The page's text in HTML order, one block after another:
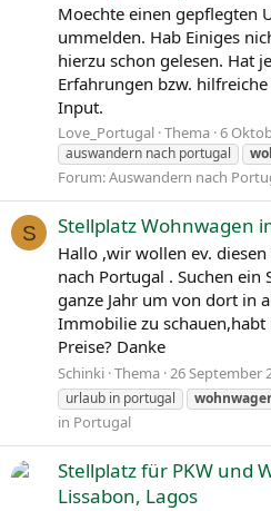
Moechte einen gepflegten
ummelden. Hab Einiges
hierzu schon gelesen. Hat
Erfahrungen bzw.
Input.
Love_Portugal Thema 6
auswandern nach portugal
Forum:Auswandern nach
S Stellplatz Wohnwagen
Hallo ,wir wollen ev.
nach Portugal . Suchen ein
ganze Jahr um von dort in
Immobilie zu
Preise? Danke
Schinki Thema 26 September
urlaub in portugal
in Portugal
Stellplatz für PKW und
Lissabon, Lagos